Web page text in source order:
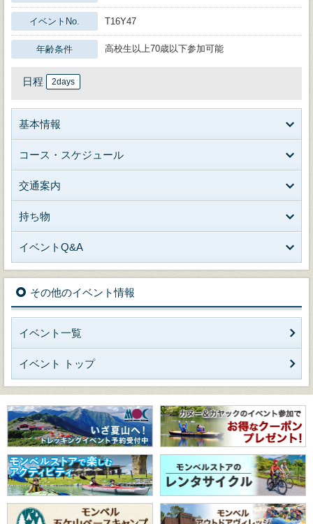
イベントNo. T16Y47
年齢条件 高校生以上70歳以下参加可能
日程 2days
基本情報
コース・スケジュール
交通案内
持ち物
イベントQ&A
その他のイベント情報
イベント一覧
イベント トップ